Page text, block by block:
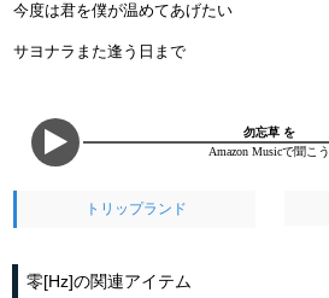
今度は君を僕が温めてあげたい
サヨナラまた逢う日まで
勿忘草 を
Amazon Musicで聞こう
トリップランド
零[Hz]の関連アイテム